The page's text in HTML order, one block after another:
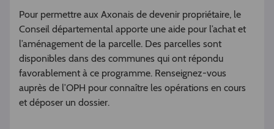
Pour permettre aux Axonais de devenir propriétaire, le
Conseil départemental apporte une aide pour l’achat et
l’aménagement de la parcelle. Des parcelles sont
disponibles dans des communes qui ont répondu
favorablement à ce programme. Renseignez-vous
auprès de l’OPH pour connaître les opérations en cours
et déposer un dossier.